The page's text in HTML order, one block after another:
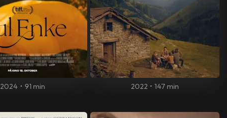
2024 • 91 min 2022 • 147 min